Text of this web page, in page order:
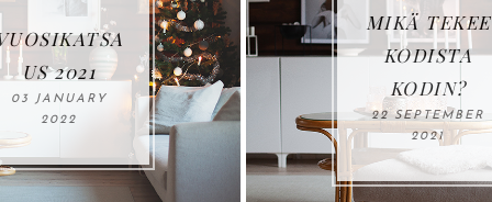
MIKÄ TEKEE
KODISTA
KODIN?
22 SEPTEMBER